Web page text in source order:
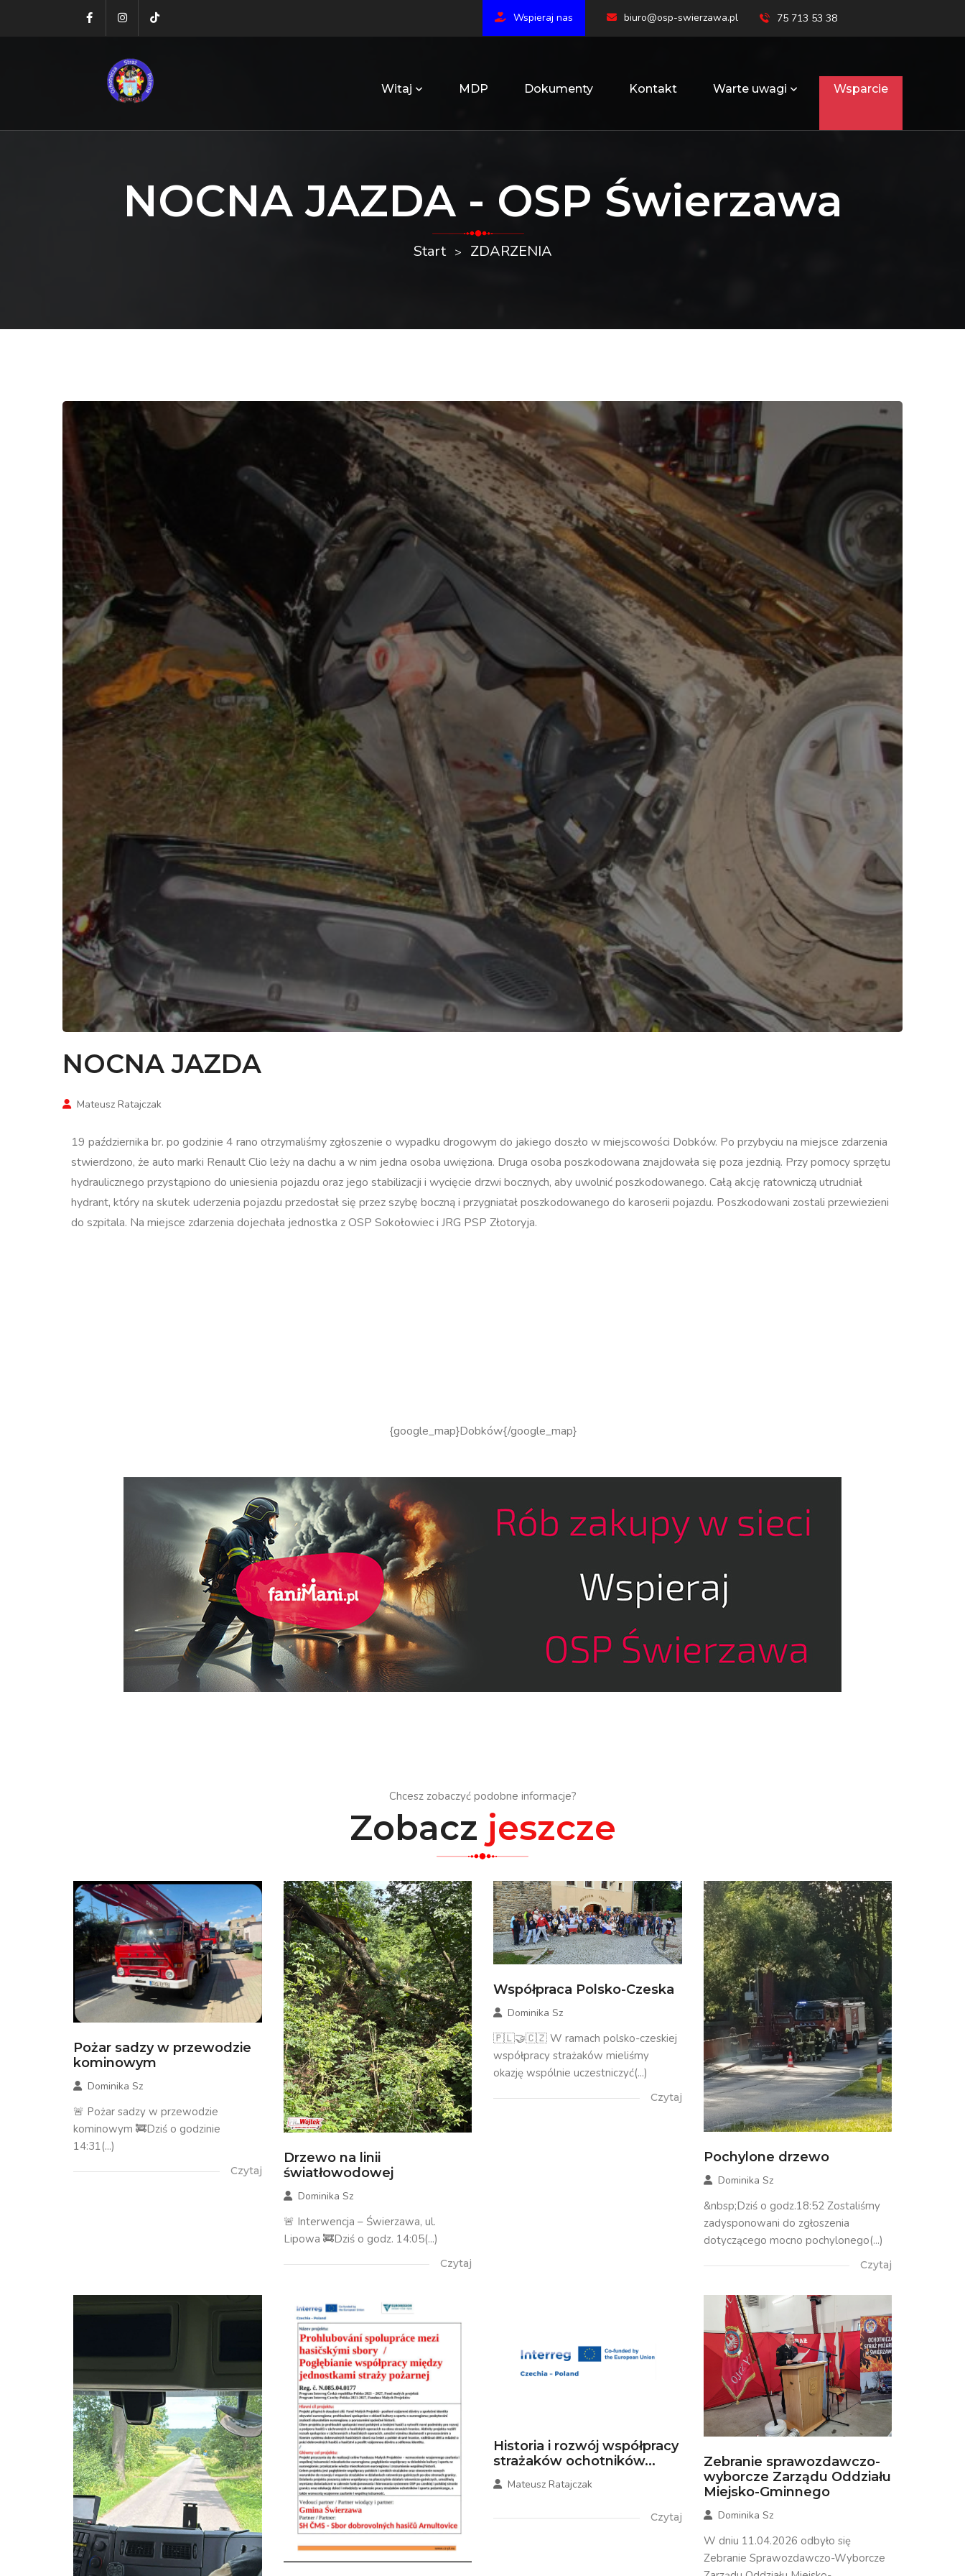
Wspieraj nas biuro@osp-swierzawa.pl 75 713 53 38
Witaj MDP Dokumenty Kontakt Warte uwagi Wsparcie
NOCNA JAZDA - OSP Świerzawa
Start ZDARZENIA
NOCNA JAZDA
Mateusz Ratajczak
19 października br. po godzinie 4 rano otrzymaliśmy zgłoszenie o wypadku drogowym do jakiego doszło w miejscowości Dobków. Po przybyciu na miejsce zdarzenia
stwierdzono, że auto marki Renault Clio leży na dachu a w nim jedna osoba uwięziona. Druga osoba poszkodowana znajdowała się poza jezdnią. Przy pomocy sprzętu
hydraulicznego przystąpiono do uniesienia pojazdu oraz jego stabilizacji i wycięcie drzwi bocznych, aby uwolnić poszkodowanego. Całą akcję ratowniczą utrudniał
hydrant, który na skutek uderzenia pojazdu przedostał się przez szybę boczną i przygniatał poszkodowanego do karoserii pojazdu. Poszkodowani zostali przewiezieni
do szpitala. Na miejsce zdarzenia dojechała jednostka z OSP Sokołowiec i JRG PSP Złotoryja.
{google_map}Dobków{/google_map}
Chcesz zobaczyć podobne informacje?
Zobacz jeszcze
Pożar sadzy w przewodzie
kominowym
Dominika Sz
🚨 Pożar sadzy w przewodzie
kominowym 🚒Dziś o godzinie
14:31(...)
Czytaj
Drzewo na linii
światłowodowej
Dominika Sz
🚨 Interwencja – Świerzawa, ul.
Lipowa 🚒Dziś o godz. 14:05(...)
Czytaj
Współpraca Polsko-Czeska
Dominika Sz
🇵🇱🤝🇨🇿 W ramach polsko-czeskiej
współpracy strażaków mieliśmy
okazję wspólnie uczestniczyć(...)
Czytaj
Pochylone drzewo
Dominika Sz
&nbsp;Dziś o godz.18:52 Zostaliśmy
zadysponowani do zgłoszenia
dotyczącego mocno pochylonego(...)
Czytaj
Historia i rozwój współpracy
strażaków ochotników...
Mateusz Ratajczak
Czytaj
Zebranie sprawozdawczo-
wyborcze Zarządu Oddziału
Miejsko-Gminnego
Dominika Sz
W dniu 11.04.2026 odbyło się
Zebranie Sprawozdawczo-Wyborcze